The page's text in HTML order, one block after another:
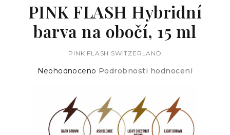
košík
PINK FLASH Hybridní
barva na obočí, 15 ml
PINK FLASH SWITZERLAND
Průměrné
Neohodnoceno Podrobnosti hodnocení